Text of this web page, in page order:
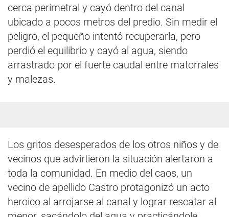
cerca perimetral y cayó dentro del canal
ubicado a pocos metros del predio. Sin medir el
peligro, el pequeño intentó recuperarla, pero
perdió el equilibrio y cayó al agua, siendo
arrastrado por el fuerte caudal entre matorrales
y malezas.
Los gritos desesperados de los otros niños y de
vecinos que advirtieron la situación alertaron a
toda la comunidad. En medio del caos, un
vecino de apellido Castro protagonizó un acto
heroico al arrojarse al canal y lograr rescatar al